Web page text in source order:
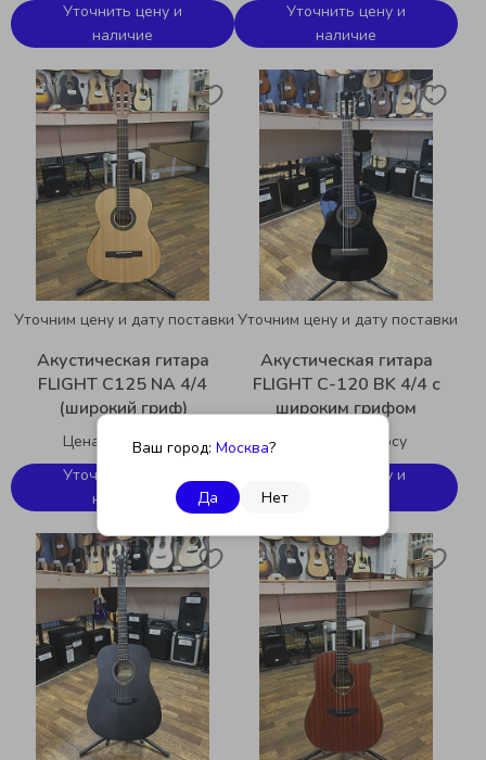
Ваш город: Москва?
Да Нет
Уточнить цену и
наличие
Уточнить цену и
наличие
Уточним цену и дату поставки
Акустическая гитара
FLIGHT C125 NA 4/4
(широкий гриф)
Цена по запросу
Уточнить цену и
наличие
Уточним цену и дату поставки
Акустическая гитара
FLIGHT C-120 BK 4/4 с
широким грифом
Цена по запросу
Уточнить цену и